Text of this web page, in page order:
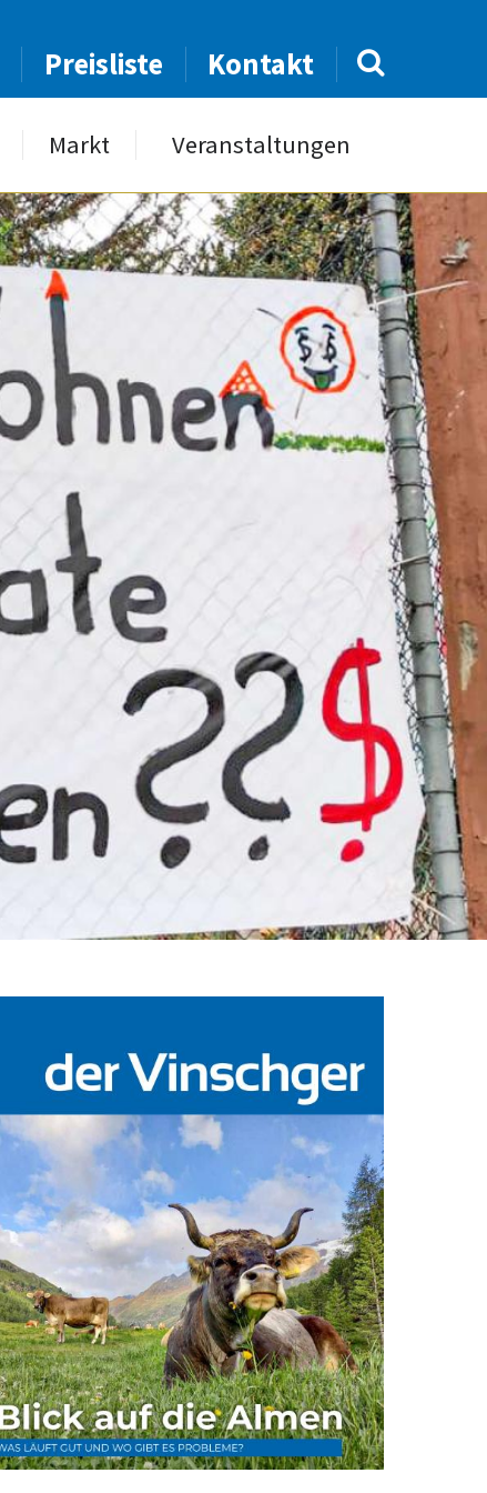
Preisliste Kontakt
Markt Veranstaltungen